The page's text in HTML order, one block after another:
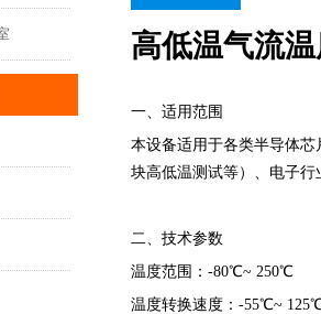
高低温气流
一、适用范围
本设备适用于各类半导体芯
块高低温测试等）、电子
二、技术参数
温度范围：-80℃~ 250℃
温度转换速度：-55℃~